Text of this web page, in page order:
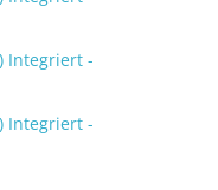
Integriert -
Integriert -